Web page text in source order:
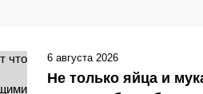
Не только яйца и
6 августа 2026